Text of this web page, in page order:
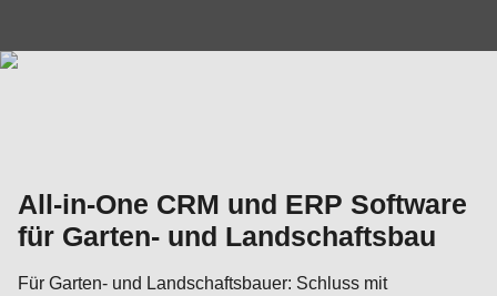
All-in-One CRM und ERP Software
für Garten- und Landschaftsbau
Für Garten- und Landschaftsbauer: Schluss mit